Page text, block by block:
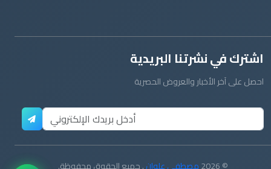
اشترك في نشرتنا البريدية
احصل على آخر الأخبار والعروض الحصرية